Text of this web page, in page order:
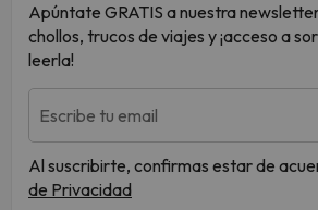
Apúntate GRATIS a nuestra
chollos, trucos de viajes y ¡acceso a
leerla!
Escribe tu email
Al suscribirte, confirmas estar de
de Privacidad